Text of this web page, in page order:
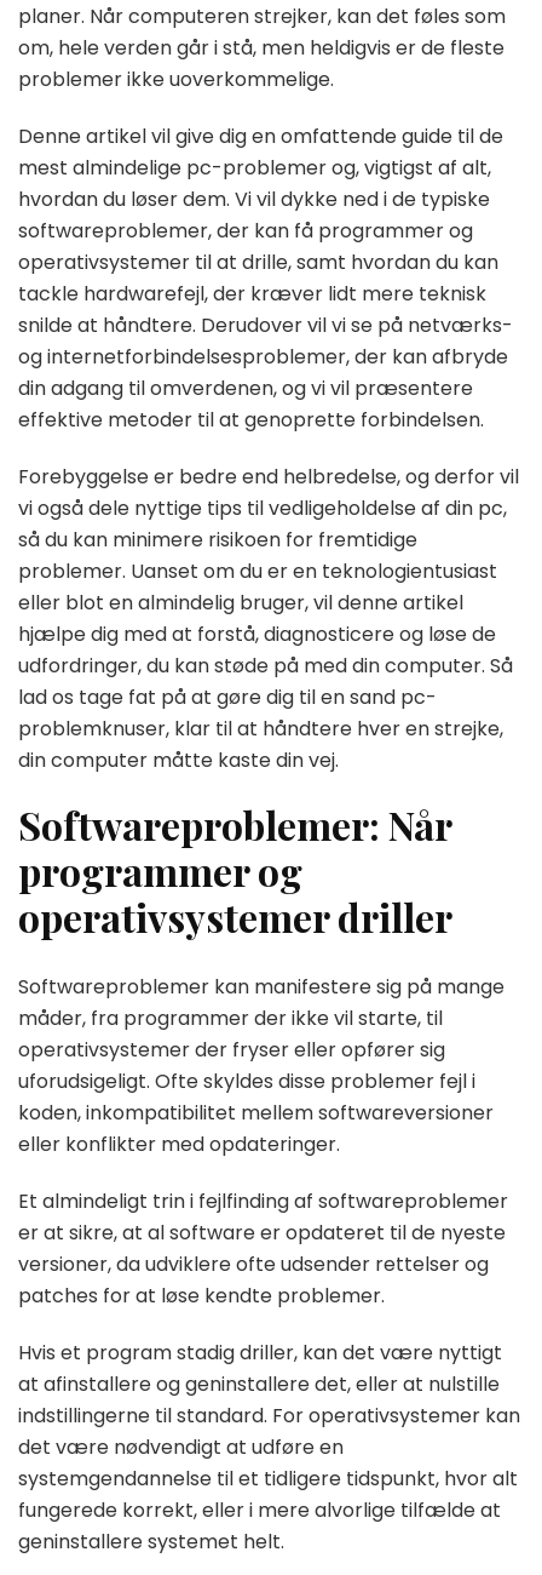
planer. Når computeren strejker, kan det føles som
om, hele verden går i stå, men heldigvis er de fleste
problemer ikke uoverkommelige.
Denne artikel vil give dig en omfattende guide til de
mest almindelige pc-problemer og, vigtigst af alt,
hvordan du løser dem. Vi vil dykke ned i de typiske
softwareproblemer, der kan få programmer og
operativsystemer til at drille, samt hvordan du kan
tackle hardwarefejl, der kræver lidt mere teknisk
snilde at håndtere. Derudover vil vi se på netværks-
og internetforbindelsesproblemer, der kan afbryde
din adgang til omverdenen, og vi vil præsentere
effektive metoder til at genoprette forbindelsen.
Forebyggelse er bedre end helbredelse, og derfor vil
vi også dele nyttige tips til vedligeholdelse af din pc,
så du kan minimere risikoen for fremtidige
problemer. Uanset om du er en teknologientusiast
eller blot en almindelig bruger, vil denne artikel
hjælpe dig med at forstå, diagnosticere og løse de
udfordringer, du kan støde på med din computer. Så
lad os tage fat på at gøre dig til en sand pc-
problemknuser, klar til at håndtere hver en strejke,
din computer måtte kaste din vej.
Softwareproblemer: Når
programmer og
operativsystemer driller
Softwareproblemer kan manifestere sig på mange
måder, fra programmer der ikke vil starte, til
operativsystemer der fryser eller opfører sig
uforudsigeligt. Ofte skyldes disse problemer fejl i
koden, inkompatibilitet mellem softwareversioner
eller konflikter med opdateringer.
Et almindeligt trin i fejlfinding af softwareproblemer
er at sikre, at al software er opdateret til de nyeste
versioner, da udviklere ofte udsender rettelser og
patches for at løse kendte problemer.
Hvis et program stadig driller, kan det være nyttigt
at afinstallere og geninstallere det, eller at nulstille
indstillingerne til standard. For operativsystemer kan
det være nødvendigt at udføre en
systemgendannelse til et tidligere tidspunkt, hvor alt
fungerede korrekt, eller i mere alvorlige tilfælde at
geninstallere systemet helt.